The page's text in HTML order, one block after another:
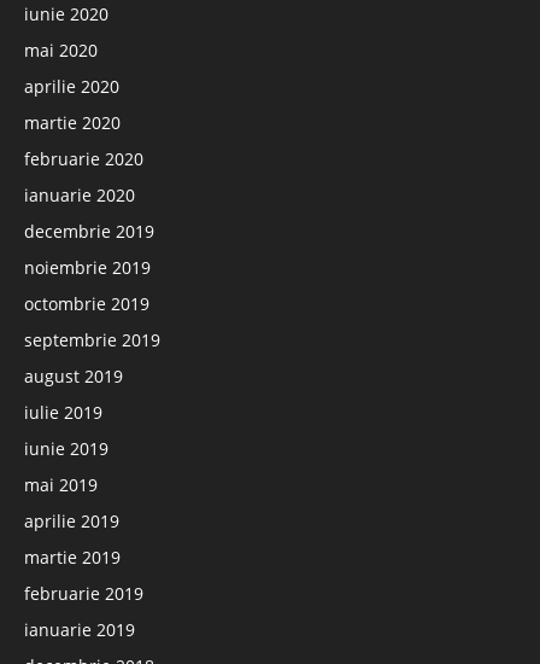
iunie 2020
mai 2020
aprilie 2020
martie 2020
februarie 2020
ianuarie 2020
decembrie 2019
noiembrie 2019
octombrie 2019
septembrie 2019
august 2019
iulie 2019
iunie 2019
mai 2019
aprilie 2019
martie 2019
februarie 2019
ianuarie 2019